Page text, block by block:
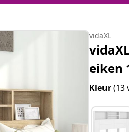
vidaXL
eiken
Kleur(13